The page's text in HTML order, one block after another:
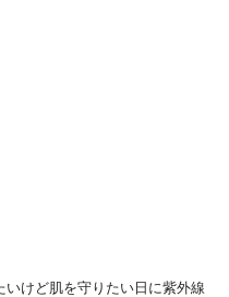
けど肌を守りたい日に紫外線